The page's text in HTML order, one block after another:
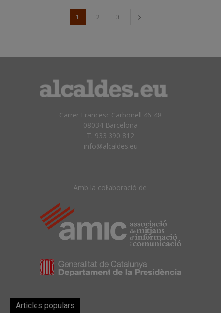
1 2 3
Carrer Francesc Carbonell 46-48
08034 Barcelona
T. 933 390 812
info@alcaldes.eu
Amb la col·laboració de:
Articles populars